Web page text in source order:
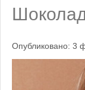
Опубликовано: 3